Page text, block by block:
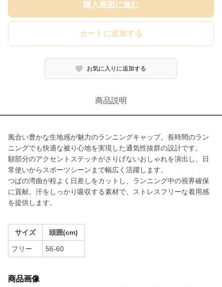
購入画面に進む
カートに追加する
お気に入りに追加する
商品説明
風合い豊かな生地感が魅力のランニングキャップ。長時間のラン
ニングでも快適な被り心地を実現した通気性抜群の設計です。
額部分のアクセントステッチがさりげないおしゃれを演出し、日
常使いからスポーツシーンまで幅広く活躍します。
つばの湾曲が程よく日差しをカットし、ランニング中の視界確保
に貢献。汗をしっかり吸収する素材で、ストレスフリーな着用感
を提供します。
サイズ 頭囲(cm)
フリー 56-60
商品画像